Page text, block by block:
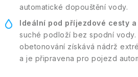
automatické dopouštění vody.
Ideální pod příjezdové cesty a
suché podloží bez spodní vody.
obetonování získává nádrž
a je připravena pro pojezd